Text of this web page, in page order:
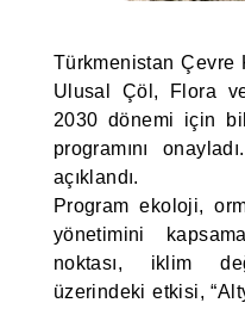
Türkmenistan Çevre
Ulusal Çöl, Flora
2030 dönemi için
programını
açıklandı.
Program ekoloji,
yönetimini
noktası, iklim
üzerindeki etkisi,